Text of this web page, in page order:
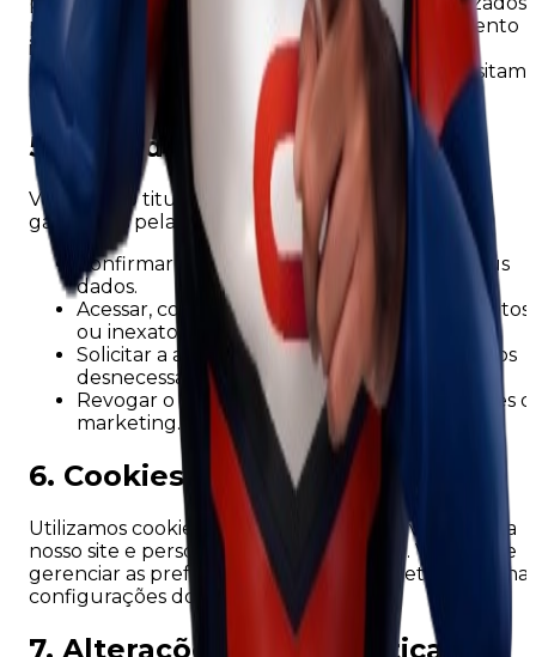
perda, alteração ou qualquer forma de tratamento
inadequado. O acesso às informações é restrito
apenas a colaboradores autorizados que necessitam
delas para suas funções.
5. Seus direitos (LGPD)
Você, como titular dos dados, possui direitos
garantidos pela lei, incluindo:
Confirmar a existência do tratamento de seus
dados.
Acessar, corrigir ou atualizar dados incompletos
ou inexatos.
Solicitar a anonimização ou exclusão de dados
desnecessários.
Revogar o consentimento para comunicações
marketing.
6. Cookies
Utilizamos cookies para entender como você utiliza
nosso site e personalizar sua navegação. Você pode
gerenciar as preferências de cookies diretamente nas
configurações do seu navegador.
7. Alterações nesta política